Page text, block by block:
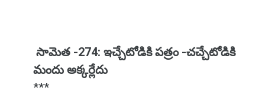
సామెత -274: ఇచ్చేటోడికి పత్రం -చచ్చేటోడికి
మందు అక్కర్లేదు
***